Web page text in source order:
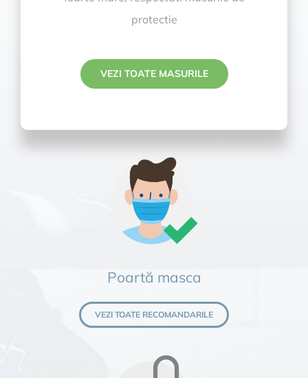
protectie
VEZI TOATE MASURILE
Poartă masca
VEZI TOATE RECOMANDARILE